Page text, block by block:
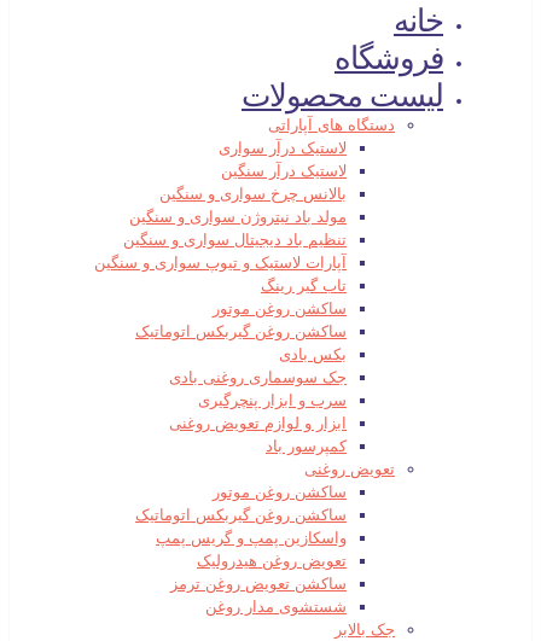
خانه
فروشگاه
لیست محصولات
دستگاه های آپاراتی
لاستیک درآر سواری
لاستیک درآر سنگین
بالانس چرخ سواری و سنگین
مولد باد نیتروژن سواری و سنگین
تنظیم باد دیجیتال سواری و سنگین
آپارات لاستیک و تیوپ سواری و سنگین
تاب گیر رینگ
ساکشن روغن موتور
ساکشن روغن گیربکس اتوماتیک
بکس بادی
جک سوسماری روغنی بادی
سرب و ابزار پنچرگیری
ابزار و لوازم تعویض روغنی
کمپرسور باد
تعویض روغنی
ساکشن روغن موتور
ساکشن روغن گیربکس اتوماتیک
واسکازین پمپ و گریس پمپ
تعویض روغن هیدرولیک
ساکشن تعویض روغن ترمز
شستشوی مدار روغن
جک بالابر